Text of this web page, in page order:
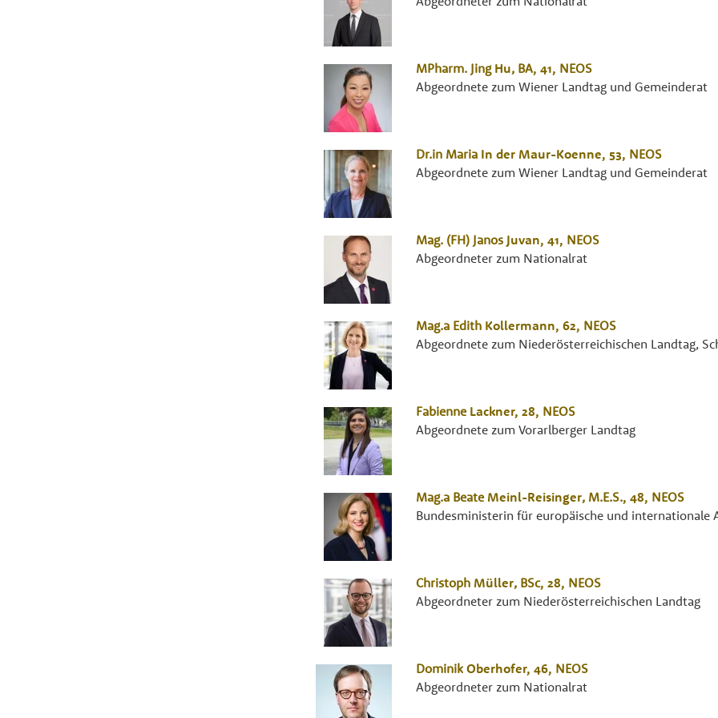
MPharm. Jing Hu, BA, 41, NEOS
Abgeordnete zum Wiener Landtag und Gemeinderat
Dr.in Maria In der Maur-Koenne, 53, NEOS
Abgeordnete zum Wiener Landtag und Gemeinderat
Mag. (FH) Janos Juvan, 41, NEOS
Abgeordneter zum Nationalrat
Mag.a Edith Kollermann, 62, NEOS
Abgeordnete zum Niederösterreichischen Landtag,
Fabienne Lackner, 28, NEOS
Abgeordnete zum Vorarlberger Landtag
Mag.a Beate Meinl-Reisinger, M.E.S., 48, NEOS
Bundesministerin für europäische und internationale
Christoph Müller, BSc, 28, NEOS
Abgeordneter zum Niederösterreichischen Landtag
Dominik Oberhofer, 46, NEOS
Abgeordneter zum Nationalrat